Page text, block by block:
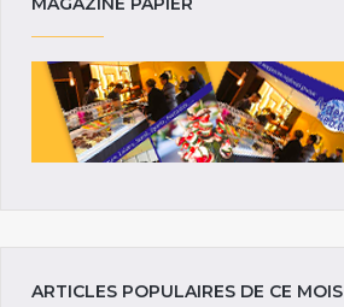
ARTICLES POPULAIRES DE CE MOIS